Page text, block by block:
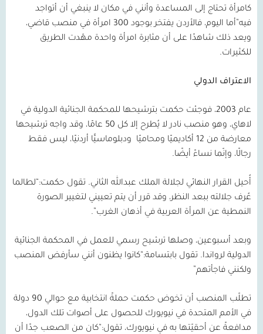
كامرأة تحتاج إلى المساعدة وأنني في مكان لا ينبغي أن أتواجد
فيه”أما اليوم، فالأردن يفتخر بوجود 300 امرأة في منصب قاضي،
ويعد ذلك شاهدًا على أن مثابرة امرأة واحدة مهّدت الطريق
للكثيرات.
الاعتراف الدولي
عام 2003، فوجئت حكمت بترشيحها للمحكمة الجنائية الدولية في
لاهاي، وهو منصب نادر لا يُطرح إلا كل 50 عامًا، وقد واجه ترشيحها
معارضة من
أكاديميًا ومحاميًا
ودبلوماسيًّا أردنيًا، ليس فقط
رجالًا، وإنّما نساءً أيضًا.
أُحيل القرار النهائي لجلالة الملك عبدالله الثاني. تقول حكمت:“لطالما
عُرف جلالته ببعد النظر، وقد قرر أن يتم تعييني لتغيير الصورة
النمطية عن المرأة العربية في أذهان الغرب”.
وبعد أسبوعين، وصلها ترشيح رسمي للعمل في المحكمة الجنائية
الدولية لرواندا. تقول بابتسامة:“كانوا يظنون أنني سأرفض المنصب
ولكنني فاجأتهم”
تطلّب المنصب أن تخوض حكمت حملةً انتخابية مع حوالي 90 دولة
في الأمم المتحدة في نيويورك للحصول على أصوات تلك الدول،
مدافعةً عن أحقيّتها به في نيويورك، تقول:“كان من الصعب جدًا أن